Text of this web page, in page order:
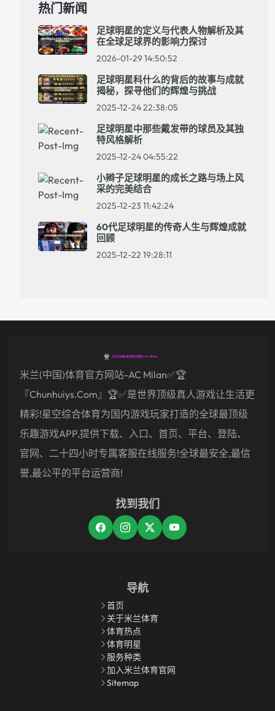
热门新闻
足球明星的定义与代表人物解析及其
在全球足球界的影响力探讨
2026-01-29 14:50:52
足球明星科什么的背后的故事与成就
揭秘，探寻他们的辉煌与挑战
2025-12-24 22:38:05
足球明星中那些戴发带的球员及其独
特风格解析
2025-12-24 04:55:22
小辫子足球明星的成长之路与场上风
采的完美结合
2025-12-23 11:42:24
60代足球明星的传奇人生与辉煌成就
回顾
2025-12-22 19:28:11
米兰(中国)体育官方网站-AC Milan✅🏆
『chunhuiys.com』🏆✅是世界顶级真人游戏让生活更
精彩!星空综合体育为国内游戏玩家打造的全球最顶级
乐趣游戏APP,提供下载、入口、首页、平台、登陆、
官网、二十四小时专属客服在线服务!全球最安全,最信
誉,最公平的平台运营商!
找到我们
导航
首页
关于米兰体育
体育热点
体育明星
服务种类
加入米兰体育官网
Sitemap